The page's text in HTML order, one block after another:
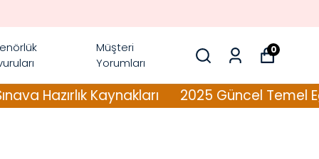
Müşteri
Yorumları
0
Hazırlık Kaynakları 2025 Güncel Temel